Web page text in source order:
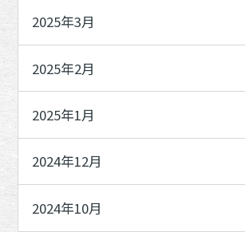
2025年3月
2025年2月
2025年1月
2024年12月
2024年10月